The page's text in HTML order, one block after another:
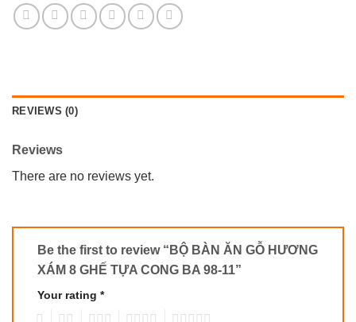
REVIEWS (0)
Reviews
There are no reviews yet.
Be the first to review “BỘ BÀN ĂN GỖ HƯƠNG
XÁM 8 GHẾ TỰA CONG BA 98-11”
Your rating *